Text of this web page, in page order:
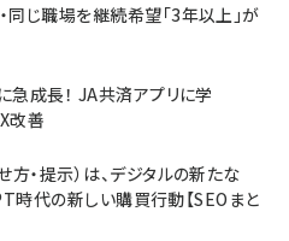
同じ職場を継続希望「3年以上」が
急成長！ JA共済アプリに学
改善
・提示）は、デジタルの新たな
時代の新しい購買行動【SEOまと